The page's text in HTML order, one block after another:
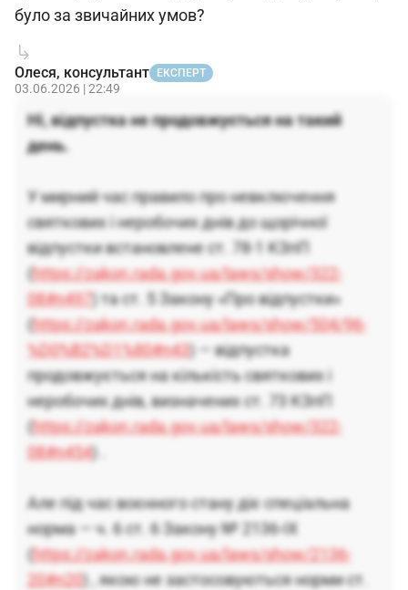
було за звичайних умов?
Олеся, консультант ЕКСПЕРТ
03.06.2026 | 22:49
Ні, відпустка не продовжується на такий
день.
У мирний час правило про невключення
святкових і неробочих днів до щорічної
відпустки встановлене ст. 78-1 КЗпП
(https://zakon.rada.gov.ua/laws/show/322-
08#n497
) та ст. 5 Закону «Про відпустки»
(https://zakon.rada.gov.ua/laws/show/504/96-
%D0%B2%D1%80#n43) — відпустка
продовжується на кількість святкових і
неробочих днів, визначених ст. 73 КЗпП
(https://zakon.rada.gov.ua/laws/show/322-
08#n454) .
Але під час воєнного стану діє спеціальна
норма — ч. 6 ст. 6 Закону № 2136-IX
(https://zakon.rada.gov.ua/laws/show/2136-
20#n20) , якою не застосовуються норми ст.